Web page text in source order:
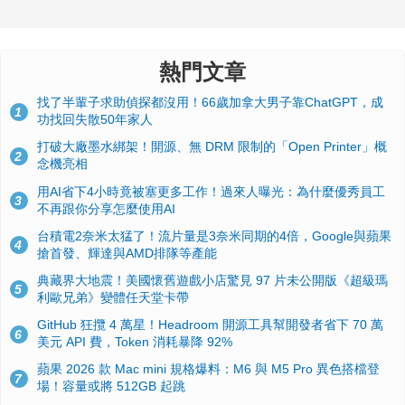
熱門文章
1
找了半輩子求助偵探都沒用！66歲加拿大男子靠ChatGPT，成
功找回失散50年家人
2
打破大廠墨水綁架！開源、無 DRM 限制的「Open Printer」概
念機亮相
3
用AI省下4小時竟被塞更多工作！過來人曝光：為什麼優秀員工
不再跟你分享怎麼使用AI
4
台積電2奈米太猛了！流片量是3奈米同期的4倍，Google與蘋果
搶首發、輝達與AMD排隊等產能
5
典藏界大地震！美國懷舊遊戲小店驚見 97 片未公開版《超級瑪
利歐兄弟》變體任天堂卡帶
6
GitHub 狂攬 4 萬星！Headroom 開源工具幫開發者省下 70 萬
美元 API 費，Token 消耗暴降 92%
7
蘋果 2026 款 Mac mini 規格爆料：M6 與 M5 Pro 異色搭檔登
場！容量或將 512GB 起跳